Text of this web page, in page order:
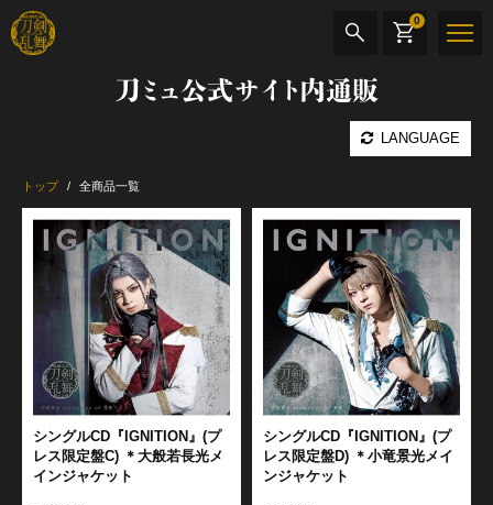
刀ミュ公式サイト内通販
LANGUAGE
0
CD・DVD BOOK その他
最新カテゴリー
加州清光 単騎出陣 極
髭切 単騎出陣 ～夢幻泡影～
トップ 全商品一覧
シングルCD『IGNITION』(プ
レス限定盤C) ＊大般若長光メ
インジャケット
シングルCD『IGNITION』(プ
レス限定盤D) ＊小竜景光メイ
ンジャケット